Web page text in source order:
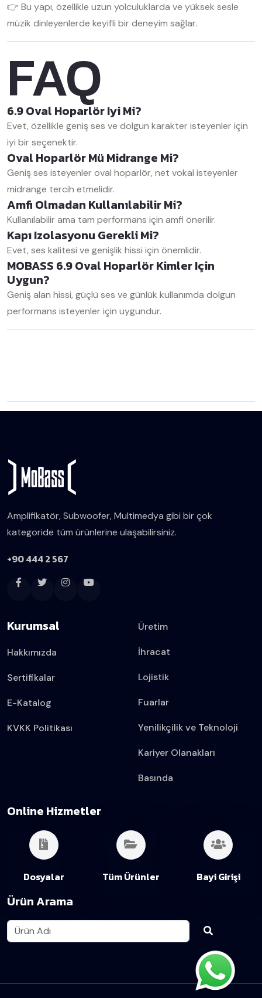
👉 Bu yapı, özellikle uzun yolculuklarda ve yüksek sesle
müzik dinleyenlerde keyifli bir deneyim sağlar.
FAQ
6.9 Oval Hoparlör Iyi Mi?
Evet, özellikle geniş ses ve dolgun karakter isteyenler için
iyi bir seçenektir.
Oval Hoparlör Mü Midrange Mi?
Geniş ses isteyenler oval hoparlör, net vokal isteyenler
midrange tercih etmelidir.
Amfi Olmadan Kullanılabilir Mi?
Kullanılabilir ama tam performans için amfi önerilir.
Kapı Izolasyonu Gerekli Mi?
Evet, ses kalitesi ve genişlik hissi için önemlidir.
MOBASS 6.9 Oval Hoparlör Kimler Için
Uygun?
Geniş alan hissi, güçlü ses ve günlük kullanımda dolgun
performans isteyenler için uygundur.
Amplifikatör, Subwoofer, Multimedya gibi bir çok
kategoride tüm ürünlerine ulaşabilirsiniz.
+90 444 2 567
Kurumsal
Hakkımızda
Sertifikalar
E-Katalog
KVKK Politikası
Üretim
İhracat
Lojistik
Fuarlar
Yenilikçilik ve Teknoloji
Kariyer Olanakları
Basında
Online Hizmetler
Dosyalar Tüm Ürünler Bayi Girişi
Ürün Arama